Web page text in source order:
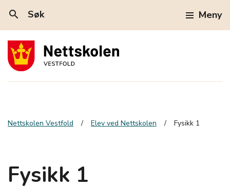
search Søk Meny
Nettskolen Vestfold Elev ved Nettskolen Fysikk 1
Fysikk 1